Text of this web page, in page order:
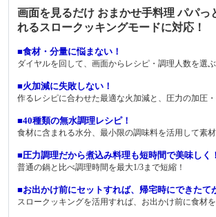
画面を見るだけ おまかせ手料理 パパ
れるスロークッキングモードに対応！
■食材・分量に悩まない！
ダイヤルを回して、画面からレシピ・調理人数を選
■火加減に失敗しない！
作るレシピに合わせた最適な火加減と、圧力の加圧
■40種類の無水調理レシピ！
食材に含まれる水分、最小限の調味料を活用して素
■圧力調理だから煮込み料理も短時間で美味しく！
普通の鍋と比べ調理時間を最大1/3まで短縮！
■お出かけ前にセットすれば、帰宅時にできたて
スロークッキングを活用すれば、お出かけ前に食材